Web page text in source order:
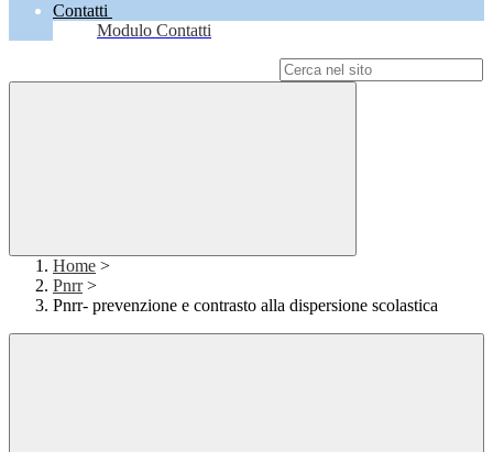
Contatti
Modulo Contatti
Home >
Pnrr >
Pnrr- prevenzione e contrasto alla dispersione scolastica